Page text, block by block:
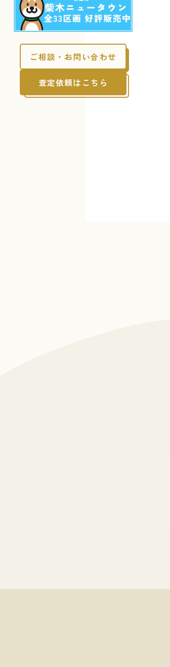
ご相談・お問い合わせ
査定依頼はこちら